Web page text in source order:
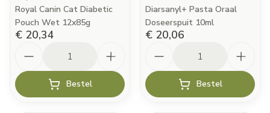
Royal Canin Cat Diabetic
Pouch Wet 12x85g
€ 20,34
Bestel
Diarsanyl+ Pasta Oraal
Doseerspuit 10ml
€ 20,06
Bestel